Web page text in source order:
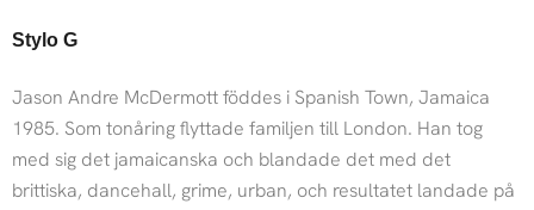
Stylo G
Jason Andre McDermott föddes i Spanish Town, Jamaica
1985. Som tonåring flyttade familjen till London. Han tog
med sig det jamaicanska och blandade det med det
brittiska, dancehall, grime, urban, och resultatet landade på